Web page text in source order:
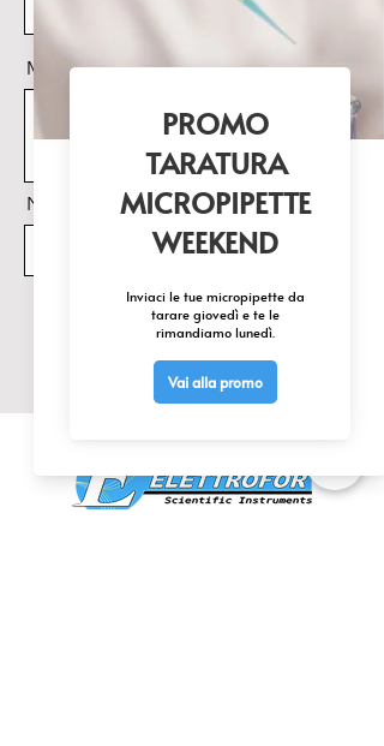
Messaggio
Nome Prodotto di interesse
Invia